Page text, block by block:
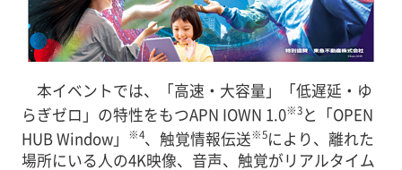
本イベントでは、「高速・大容量」「低遅延・ゆ
らぎゼロ」の特性をもつAPN IOWN 1.0※3と「OPEN
HUB Window」
※4、触覚情報伝送※5により、離れた
場所にいる人の4K映像、音声、触覚がリアルタイム